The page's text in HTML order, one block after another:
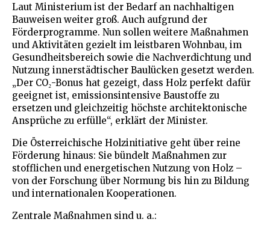
Laut Ministerium ist der Bedarf an nachhaltigen
Bauweisen weiter groß. Auch aufgrund der
Förderprogramme. Nun sollen weitere Maßnahmen
und Aktivitäten gezielt im leistbaren Wohnbau, im
Gesundheitsbereich sowie die Nachverdichtung und
Nutzung innerstädtischer Baulücken gesetzt werden.
„Der CO₂-Bonus hat gezeigt, dass Holz perfekt dafür
geeignet ist, emissionsintensive Baustoffe zu
ersetzen und gleichzeitig höchste architektonische
Ansprüche zu erfülle“, erklärt der Minister.
Die Österreichische Holzinitiative geht über reine
Förderung hinaus: Sie bündelt Maßnahmen zur
stofflichen und energetischen Nutzung von Holz –
von der Forschung über Normung bis hin zu Bildung
und internationalen Kooperationen.
Zentrale Maßnahmen sind u. a.: